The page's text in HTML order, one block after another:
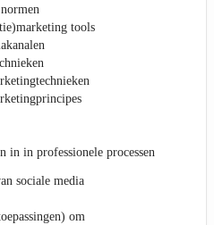
tools
in in professionele processen
sociale media
om